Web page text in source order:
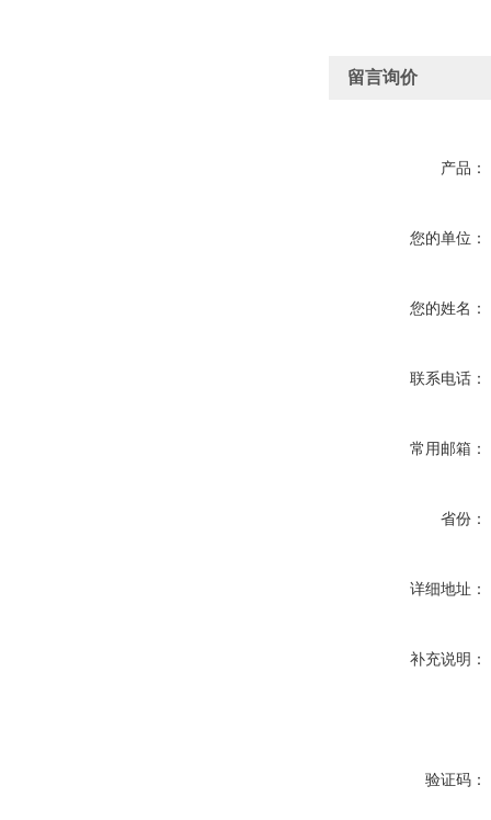
留言询价
产品：
您的单位：
您的姓名：
联系电话：
常用邮箱：
省份：
详细地址：
补充说明：
验证码：